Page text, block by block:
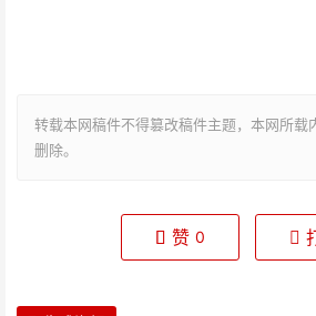
转载本网稿件不得篡改稿件主题，本网所载
删除。
赞 0